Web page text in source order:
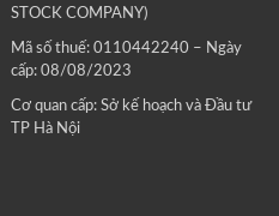
STOCK COMPANY)
Mã số thuế: 0110442240 – Ngày
cấp: 08/08/2023
Cơ quan cấp: Sở kế hoạch và Đầu tư
TP Hà Nội